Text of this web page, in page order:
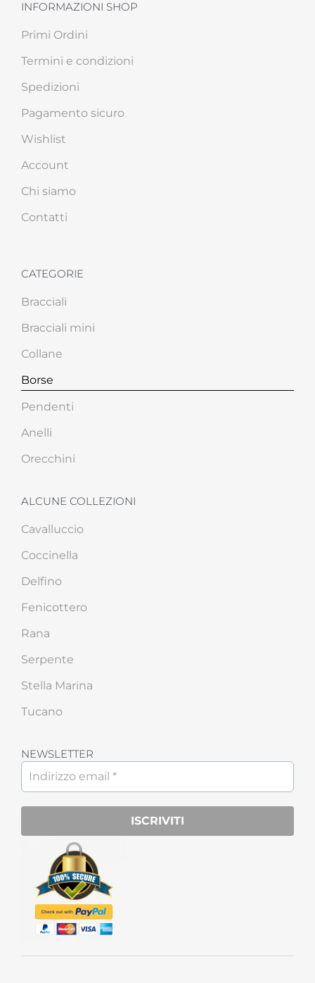
INFORMAZIONI SHOP
Primi Ordini
Termini e condizioni
Spedizioni
Pagamento sicuro
Wishlist
Account
Chi siamo
Contatti
CATEGORIE
Bracciali
Bracciali mini
Collane
Borse
Pendenti
Anelli
Orecchini
ALCUNE COLLEZIONI
Cavalluccio
Coccinella
Delfino
Fenicottero
Rana
Serpente
Stella Marina
Tucano
NEWSLETTER